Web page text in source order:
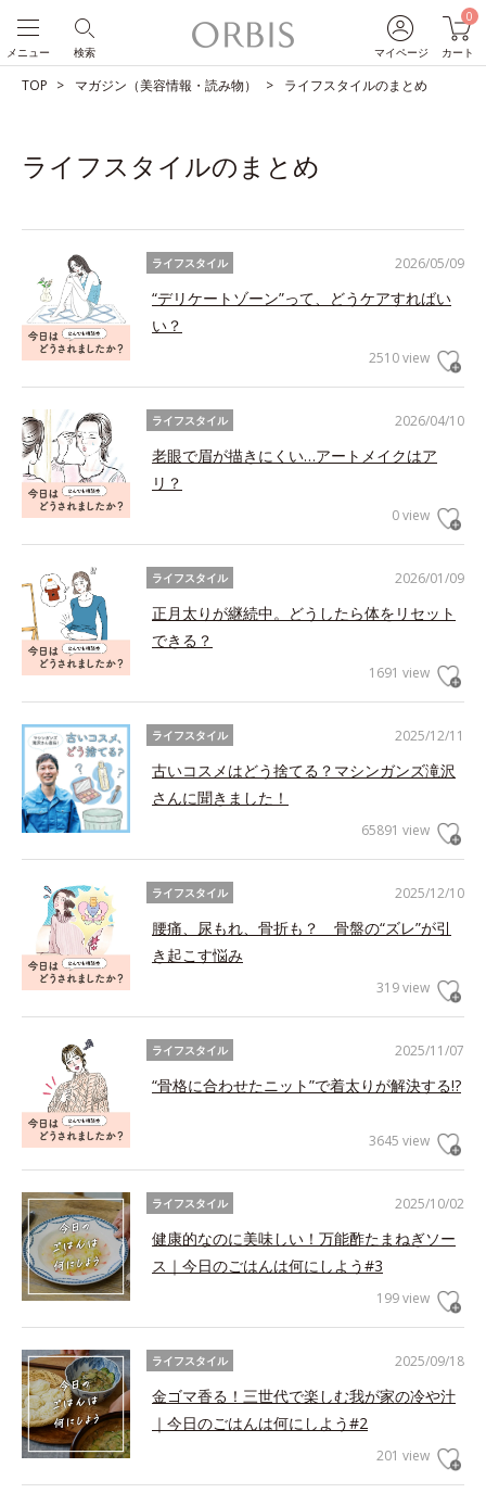
マイページ
0
カート
検索
メニュー
TOP マガジン（美容情報・読み物） ライフスタイルのまとめ
ライフスタイルのまとめ
2026/05/09
ライフスタイル
“デリケートゾーン”って、どうケアすればい
い？
2510 view
2026/04/10
ライフスタイル
老眼で眉が描きにくい…アートメイクはア
リ？
0 view
2026/01/09
ライフスタイル
正月太りが継続中。どうしたら体をリセット
できる？
1691 view
2025/12/11
ライフスタイル
古いコスメはどう捨てる？マシンガンズ滝沢
さんに聞きました！
65891 view
2025/12/10
ライフスタイル
腰痛、尿もれ、骨折も？ 骨盤の“ズレ”が引
き起こす悩み
319 view
2025/11/07
ライフスタイル
“骨格に合わせたニット”で着太りが解決する!?
3645 view
2025/10/02
ライフスタイル
健康的なのに美味しい！万能酢たまねぎソー
ス｜今日のごはんは何にしよう#3
199 view
2025/09/18
ライフスタイル
金ゴマ香る！三世代で楽しむ我が家の冷や汁
｜今日のごはんは何にしよう#2
201 view